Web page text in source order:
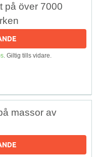
på över 7000
. Giltig tills vidare.
massor av